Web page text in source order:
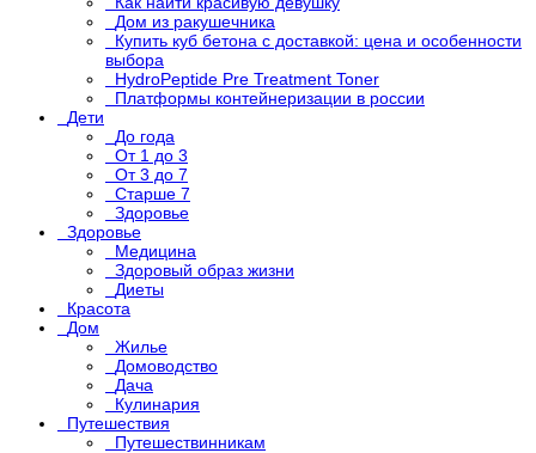
Дом из ракушечника
Купить куб бетона с доставкой: цена и особенности
выбора
HydroPeptide Pre Treatment Toner
Платформы контейнеризации в россии
Дети
До года
От 1 до 3
От 3 до 7
Старше 7
Здоровье
Здоровье
Медицина
Здоровый образ жизни
Диеты
Красота
Дом
Жилье
Домоводство
Дача
Кулинария
Путешествия
Путешествинникам